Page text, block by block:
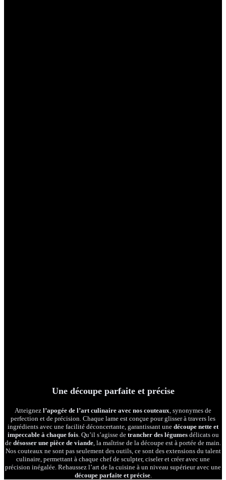
Une découpe parfaite et précise
Atteignez l’apogée de l’art culinaire avec nos couteaux, synonymes de
perfection et de précision. Chaque lame est conçue pour glisser à travers les
ingrédients avec une facilité déconcertante, garantissant une découpe nette et
impeccable à chaque fois. Qu’il s’agisse de trancher des légumesdélicats ou
de désosser une pièce de viande, la maîtrise de la découpe est à portée de main.
Nos couteaux ne sont pas seulement des outils, ce sont des extensions du talent
culinaire, permettant à chaque chef de sculpter, ciseler et créer avec une
précision inégalée. Rehaussez l’art de la cuisine à un niveau supérieur avec une
découpe parfaite et précise.